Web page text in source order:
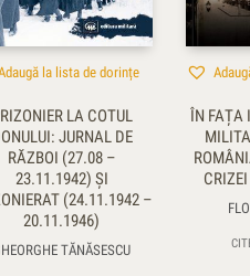
la lista de dorințe
LA COTUL
JURNAL DE
RĂZBOI (27.08 –
23.11.1942) ŞI
(24.11.1942 –
20.11.1946)
TĂNĂSESCU
ÎN FAȚA